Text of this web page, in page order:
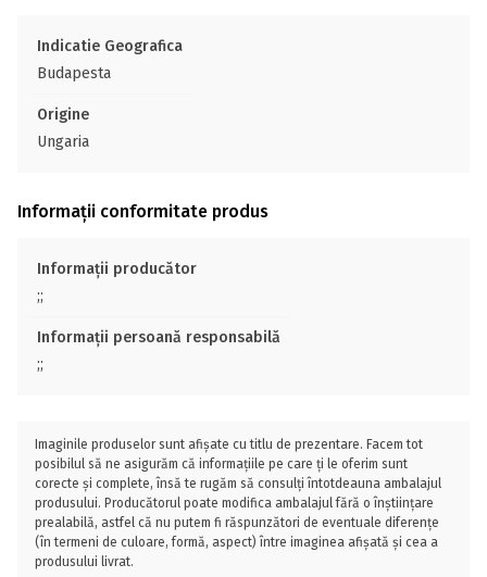
Indicatie Geografica
Budapesta
Origine
Ungaria
Informații conformitate produs
Informații producător
;;
Informații persoană responsabilă
;;
Imaginile produselor sunt afișate cu titlu de prezentare. Facem tot
posibilul să ne asigurăm că informațiile pe care ți le oferim sunt
corecte și complete, însă te rugăm să consulți întotdeauna ambalajul
produsului. Producătorul poate modifica ambalajul fără o înștiințare
prealabilă, astfel că nu putem fi răspunzători de eventuale diferențe
(în termeni de culoare, formă, aspect) între imaginea afișată și cea a
produsului livrat.